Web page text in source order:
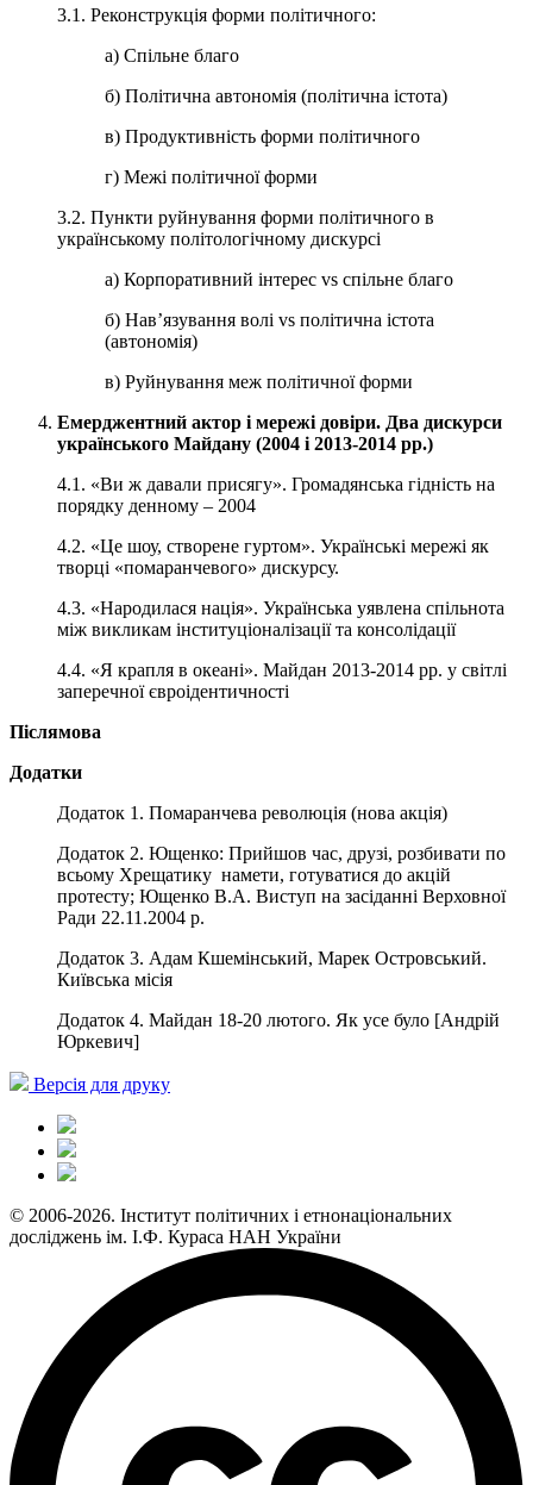
3.1. Реконструкція форми політичного:
а) Спільне благо
б) Політична автономія (політична істота)
в) Продуктивність форми політичного
г) Межі політичної форми
3.2. Пункти руйнування форми політичного в
українському політологічному дискурсі
а) Корпоративний інтерес vs спільне благо
б) Нав’язування волі vs політична істота
(автономія)
в) Руйнування меж політичної форми
Емерджентний актор і мережі довіри. Два дискурси
українського Майдану (2004 і 2013-2014 рр.)
4.1. «Ви ж давали присягу». Громадянська гідність на
порядку денному – 2004
4.2. «Це шоу, створене гуртом». Українські мережі як
творці «помаранчевого» дискурсу.
4.3. «Народилася нація». Українська уявлена спільнота
між викликам інституціоналізації та консолідації
4.4. «Я крапля в океані». Майдан 2013-2014 рр. у світлі
заперечної євроідентичності
Післямова
Додатки
Додаток 1. Помаранчева революція (нова акція)
Додаток 2. Ющенко: Прийшов час, друзі, розбивати по
всьому Хрещатику намети, готуватися до акцій
протесту; Ющенко В.А. Виступ на засіданні Верховної
Ради 22.11.2004 р.
Додаток 3. Адам Кшемінський, Марек Островський.
Київська місія
Додаток 4. Майдан 18-20 лютого. Як усе було [Андрій
Юркевич]
Версія для друку
© 2006-2026. Інститут політичних і етнонаціональних
досліджень ім. І.Ф. Кураса НАН України